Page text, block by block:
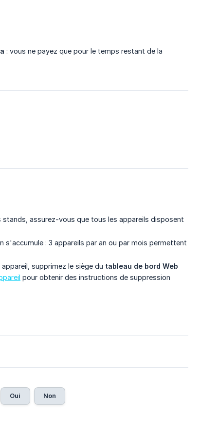
: vous ne payez que pour le temps restant de la
assurez-vous que tous les appareils disposent
: 3 appareils par an ou par mois permettent
supprimez le siège du tableau de bord Web
pour obtenir des instructions de suppression
Oui Non